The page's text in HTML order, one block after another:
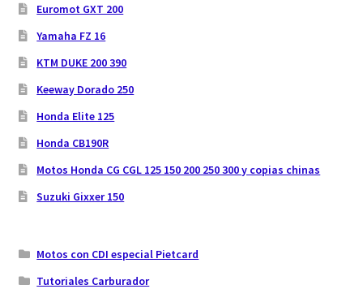
Euromot GXT 200
Yamaha FZ 16
KTM DUKE 200 390
Keeway Dorado 250
Honda Elite 125
Honda CB190R
Motos Honda CG CGL 125 150 200 250 300 y copias chinas
Suzuki Gixxer 150
Motos con CDI especial Pietcard
Tutoriales Carburador